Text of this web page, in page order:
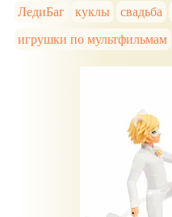
ЛедиБаг куклы свадьба
игрушки по мультфильмам